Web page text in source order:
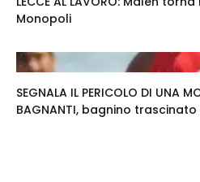
Monopoli
SEGNALA IL PERICOLO DI UNA
BAGNANTI, bagnino